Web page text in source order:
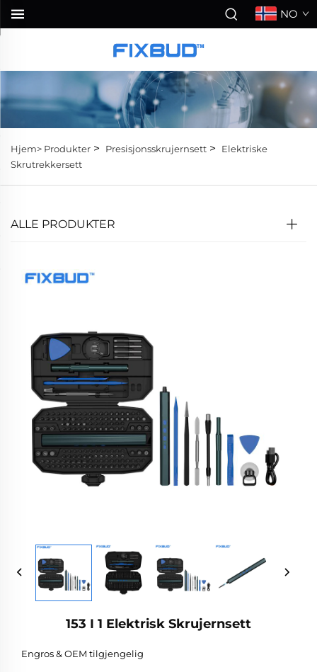
NO
Hjem> Produkter > Presisjonsskrujernsett >
Elektriske
Skrutrekkersett
ALLE PRODUKTER
153 I 1 Elektrisk Skrujernsett
Engros & OEM tilgjengelig